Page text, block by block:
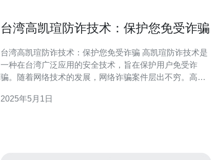
台湾高凯瑄防诈技术：保护您免受诈骗
台湾高凯瑄防诈技术：保护您免受诈骗 高凯瑄防诈技术是
一种在台湾广泛应用的安全技术，旨在保护用户免受诈
骗。随着网络技术的发展，网络诈骗案件层出不穷。高凯
户提供安全的网络环境。 高凯瑄防诈技术采用了多种安全
2025年5月1日